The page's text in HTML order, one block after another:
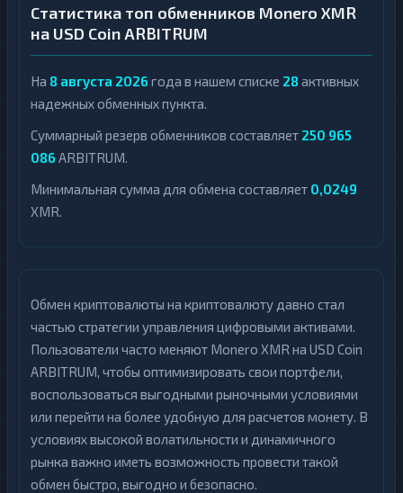
Статистика топ обменников Monero XMR
на USD Coin ARBITRUM
На 8 августа 2026 года в нашем списке 28 активных
надежных обменных пункта.
Суммарный резерв обменников составляет 250 965
086 ARBITRUM.
Минимальная сумма для обмена составляет 0,0249
XMR.
Обмен криптовалюты на криптовалюту давно стал
частью стратегии управления цифровыми активами.
Пользователи часто меняют Monero XMR на USD Coin
ARBITRUM, чтобы оптимизировать свои портфели,
воспользоваться выгодными рыночными условиями
или перейти на более удобную для расчетов монету. В
условиях высокой волатильности и динамичного
рынка важно иметь возможность провести такой
обмен быстро, выгодно и безопасно.